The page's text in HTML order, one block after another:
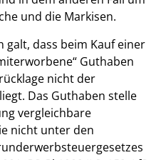
und die Markisen.
galt, dass beim Kauf einer
Guthaben
nicht der
Das Guthaben stelle
vergleichbare
nicht unter den